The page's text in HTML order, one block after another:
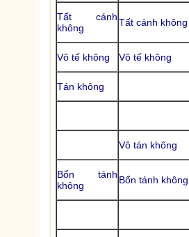
Tất cánh
không
Tất cánh không
Vô tế không Vô tế không
Tán không
Vô tán không
Bổn tánh
không
Bổn tánh không